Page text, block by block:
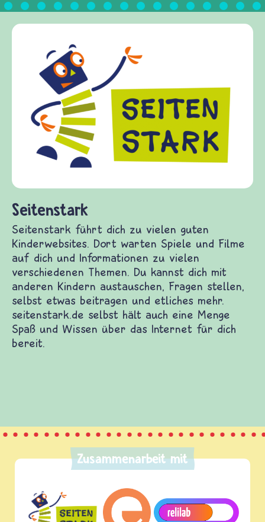
dich zu vielen guten Kinderwebsites. Dort
Filme auf dich und Informationen zu vielen
Du kannst dich mit anderen Kindern
stellen, selbst etwas beitragen und etliches
selbst hält auch eine Menge Spaß und
frieden-fragen.de
Kinder, Eltern und
Fragen von Krieg
Gewalt informiert
diesem
fragen.de bietet
und Frieden, Streit
Zusammenarbeit mit